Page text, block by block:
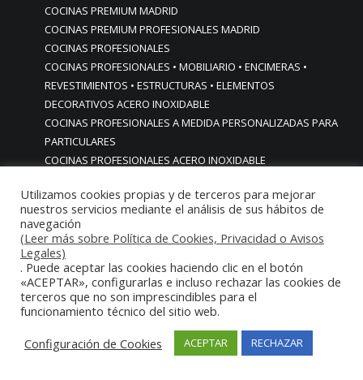
COCINAS PREMIUM MADRID
COCINAS PREMIUM PROFESIONALES MADRID
COCINAS PROFESIONALES
COCINAS PROFESIONALES • MOBILIARIO • ENCIMERAS •
REVESTIMIENTOS • ESTRUCTURAS • ELEMENTOS
DECORATIVOS ACERO INOXIDABLE
COCINAS PROFESIONALES A MEDIDA PERSONALIZADAS PARA
PARTICULARES
COCINAS PROFESIONALES ACERO INOXIDABLE
COCINAS PROFESIONALES HOSTELERÍA MADRID
Cocinas profesionales industriales monoblock a medida
personalizadas
Cocinas profesionales industriales monoblock a medida
personalizadasCocinas profesionales industriales
monoblock a medida personalizadas
cocinas profesionales industriales para casas chalets
particulares urbanizaciones lujo madrid reformas cocinas
COCINAS PROFESIONALES INDUSTRIALES PARA HOGARES
Utilizamos cookies propias y de terceros para mejorar
nuestros servicios mediante el análisis de sus hábitos de
navegación
(Leer más sobre Política de Cookies, Privacidad o Avisos
Legales)
. Puede aceptar las cookies haciendo clic en el botón
«ACEPTAR», configurarlas e incluso rechazar las cookies de
terceros que no son imprescindibles para el
funcionamiento técnico del sitio web.
Configuración de Cookies
ACEPTAR RECHAZAR